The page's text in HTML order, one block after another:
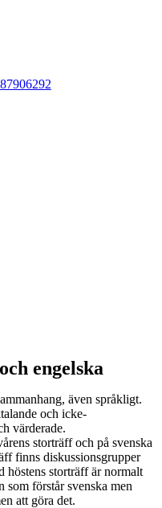
6292
engelska
även språkligt.
och icke-
värderade.
storträff och på svenska
finns diskussionsgrupper
höstens storträff är normalt
som förstår svenska men
att göra det.